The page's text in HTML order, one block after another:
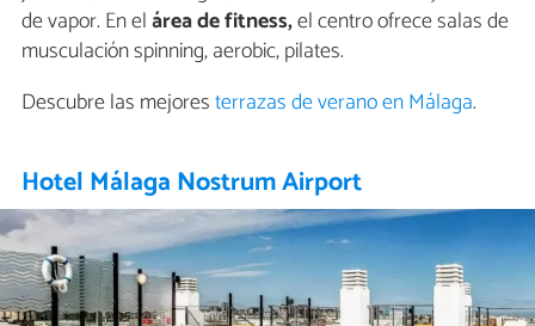
de vapor. En elárea de fitness,el centro ofrece salas de
musculación spinning, aerobic, pilates.
Descubre las mejoresterrazas de verano en Málaga.
Hotel Málaga Nostrum Airport